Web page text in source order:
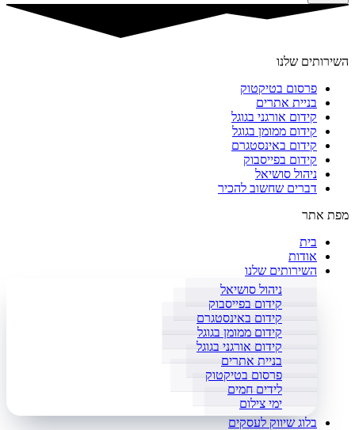
השירותים שלנו
פרסום בטיקטוק
בניית אתרים
קידום אורגני בגוגל
קידום ממומן בגוגל
קידום באינסטגרם
קידום בפייסבוק
ניהול סושיאל
דברים שחשוב להכיר
מפת אתר
בית
אודות
השירותים שלנו
ניהול סושיאל
קידום בפייסבוק
קידום באינסטגרם
קידום ממומן בגוגל
קידום אורגני בגוגל
בניית אתרים
פרסום בטיקטוק
לידים חמים
ימי צילום
בלוג שיווק לעסקים